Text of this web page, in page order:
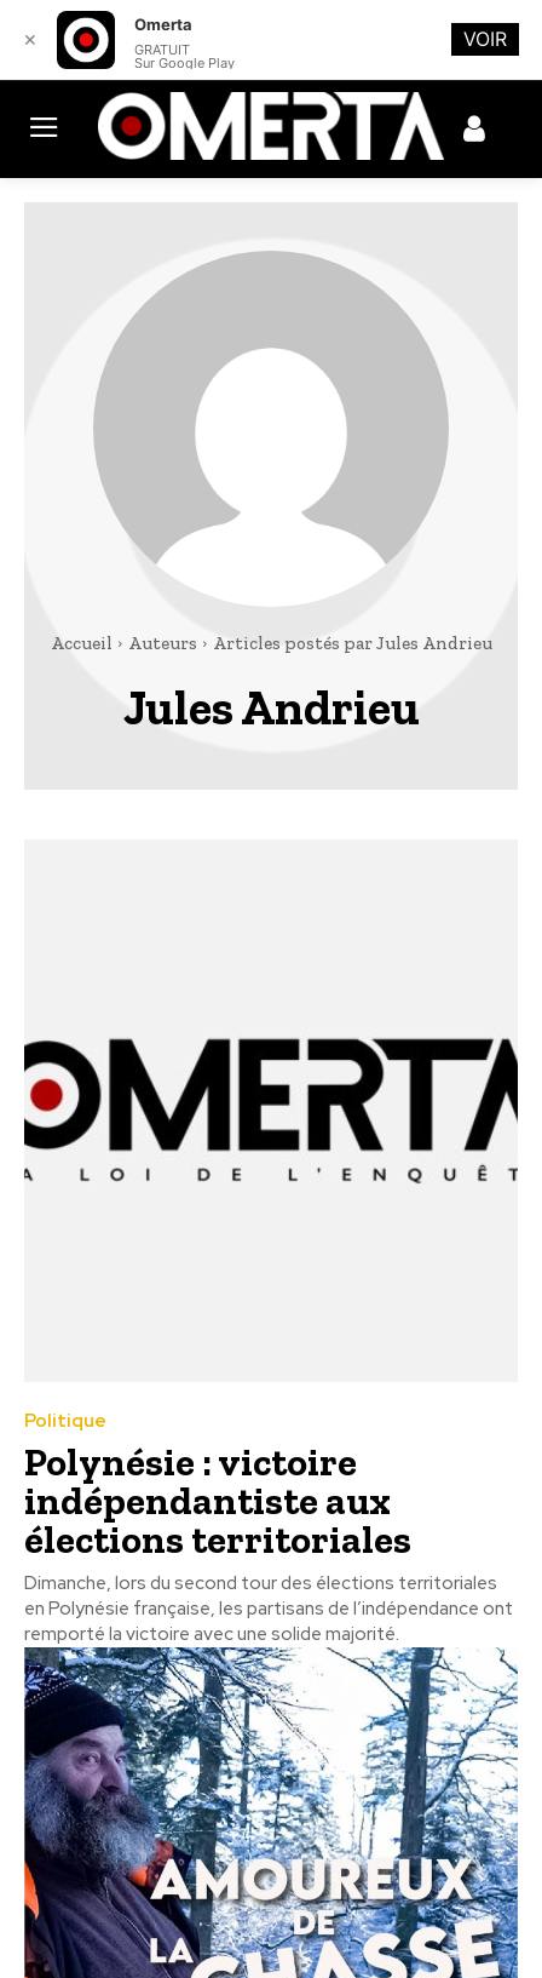
Accueil Auteurs Articles postés par Jules Andrieu
Jules Andrieu
Politique
Polynésie : victoire
indépendantiste aux
élections territoriales
Dimanche, lors du second tour des élections territoriales
en Polynésie française, les partisans de l’indépendance ont
remporté la victoire avec une solide majorité.
✕
Omerta
GRATUIT
Sur Google Play
VOIR